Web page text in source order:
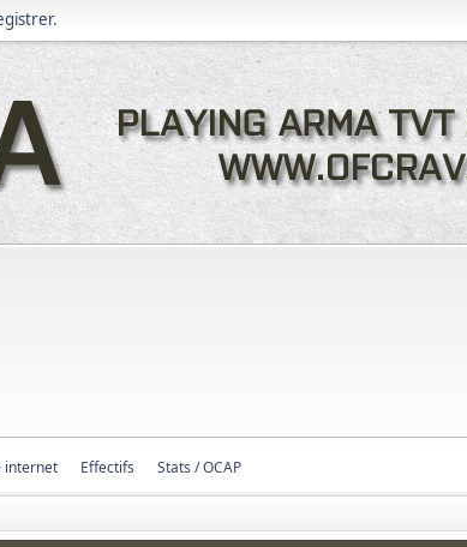
.
internet Effectifs Stats / OCAP